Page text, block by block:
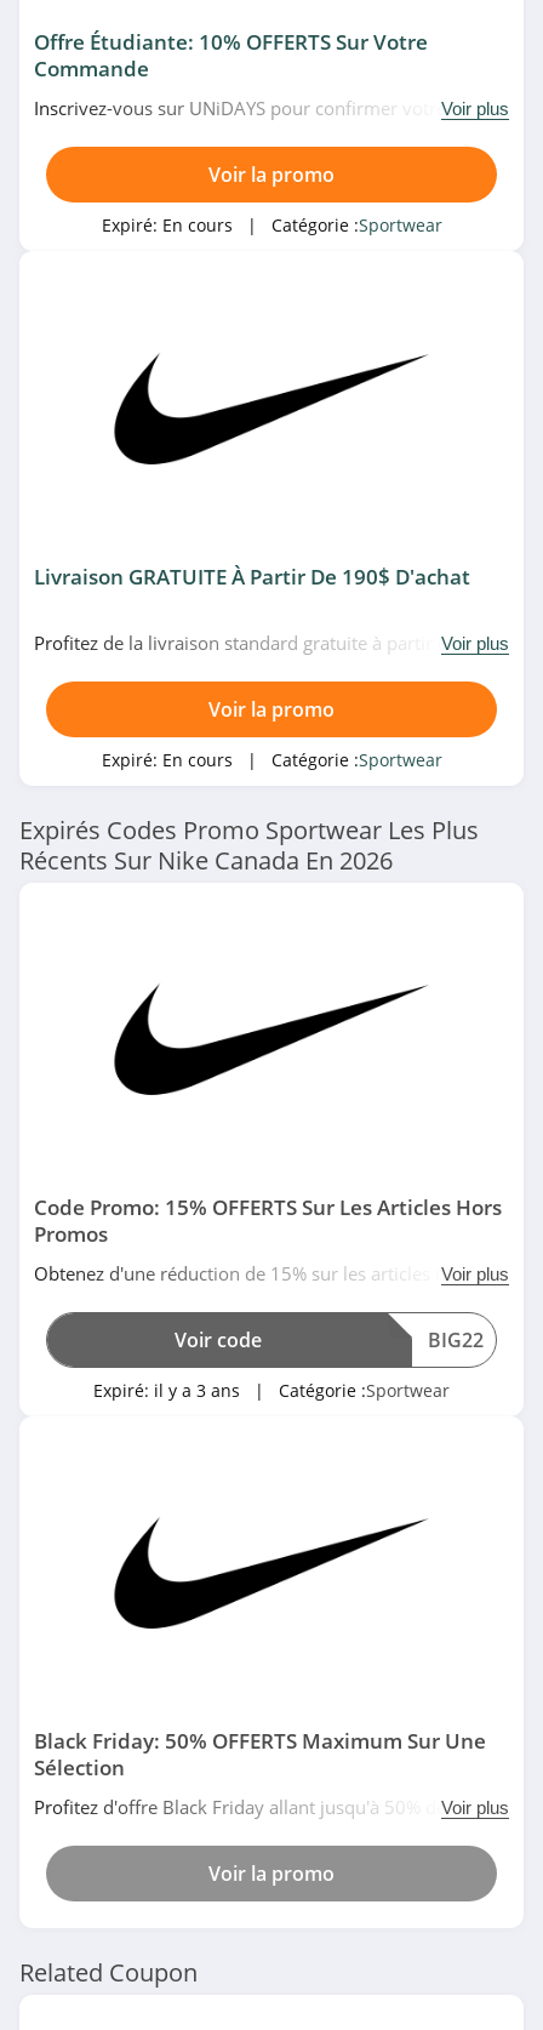
Siroko
4.5
Columbia
Offre Étudiante: 10% OFFERTS Sur Votre
Commande
Inscrivez-vous sur UNiDAYS pour confirmer votre statut
chez Nike. Venez vite!
Voir plus
Voir la promo
Expiré: En cours | Catégorie :Sportwear
Livraison GRATUITE À Partir De 190$ D'achat
Profitez de la livraison standard gratuite à partir de 190$
Voir plus
Voir la promo
Expiré: En cours | Catégorie :Sportwear
Expirés Codes Promo Sportwear Les Plus
Récents Sur Nike Canada En 2026
Code Promo: 15% OFFERTS Sur Les Articles Hors
Promos
Obtenez d'une réduction de 15% sur les articles horsVoir plus
BIG22
Voir code
Expiré: il y a 3 ans | Catégorie :Sportwear
Black Friday: 50% OFFERTS Maximum Sur Une
Sélection
Profitez d'offre Black Friday allant jusqu'à 50% de remise
Voir plus
Voir la promo
Related Coupon